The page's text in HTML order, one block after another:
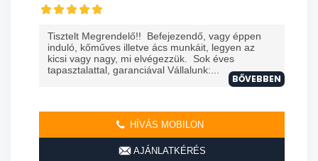
Tisztelt Megrendelő!! Befejezendő, vagy éppen
induló, kőműves illetve ács munkáit, legyen az
kicsi vagy nagy, mi elvégezzük. Sok éves
tapasztalattal, garanciával Vállalunk:...
BŐVEBBEN
HÍVÁS MOBILON
AJÁNLATKÉRÉS